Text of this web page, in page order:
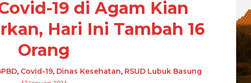
19 di Agam Kian
Hari Ini Tambah 16
Orang
, Covid-19, Dinas Kesehatan, RSUD Lubuk Basung